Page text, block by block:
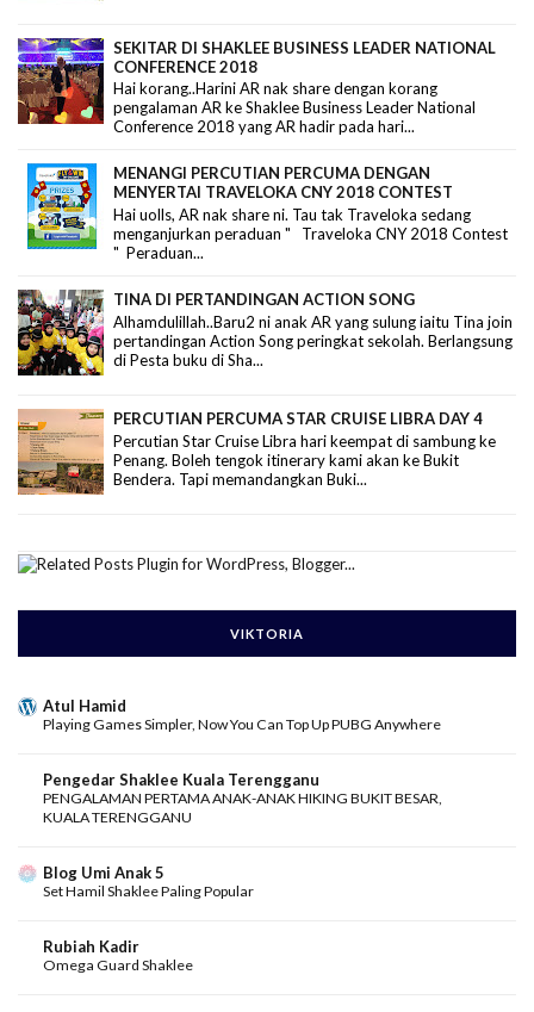
SEKITAR DI SHAKLEE BUSINESS LEADER NATIONAL
CONFERENCE 2018
Hai korang..Harini AR nak share dengan korang
pengalaman AR ke Shaklee Business Leader National
Conference 2018 yang AR hadir pada hari...
MENANGI PERCUTIAN PERCUMA DENGAN
MENYERTAI TRAVELOKA CNY 2018 CONTEST
Hai uolls, AR nak share ni. Tau tak Traveloka sedang
menganjurkan peraduan " Traveloka CNY 2018 Contest
" Peraduan...
TINA DI PERTANDINGAN ACTION SONG
Alhamdulillah..Baru2 ni anak AR yang sulung iaitu Tina join
pertandingan Action Song peringkat sekolah. Berlangsung
di Pesta buku di Sha...
PERCUTIAN PERCUMA STAR CRUISE LIBRA DAY 4
Percutian Star Cruise Libra hari keempat di sambung ke
Penang. Boleh tengok itinerary kami akan ke Bukit
Bendera. Tapi memandangkan Buki...
VIKTORIA
Atul Hamid
Playing Games Simpler, Now You Can Top Up PUBG Anywhere
Pengedar Shaklee Kuala Terengganu
PENGALAMAN PERTAMA ANAK-ANAK HIKING BUKIT BESAR,
KUALA TERENGGANU
Blog Umi Anak 5
Set Hamil Shaklee Paling Popular
Rubiah Kadir
Omega Guard Shaklee